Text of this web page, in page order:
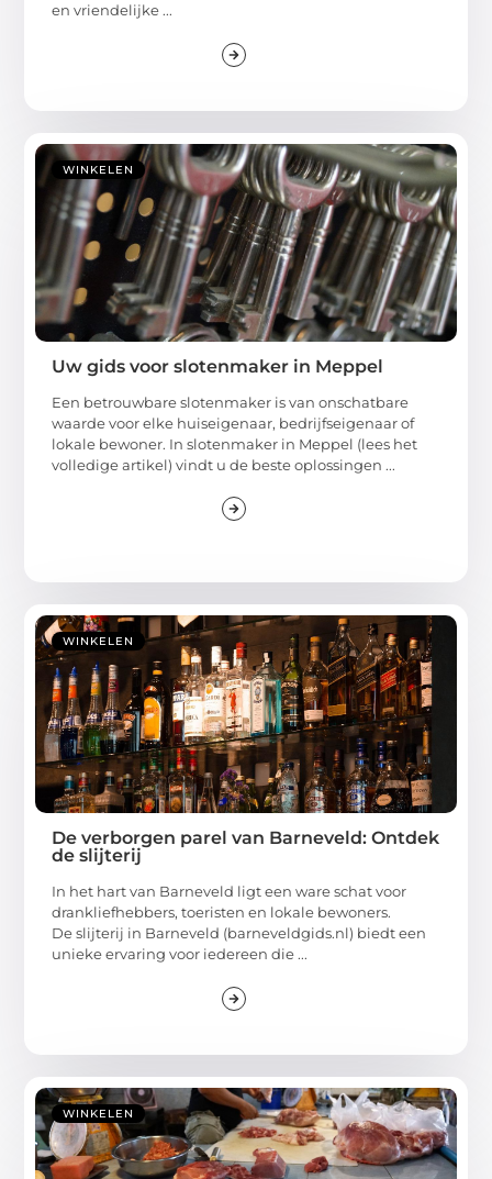
en vriendelijke ...
WINKELEN
Uw gids voor slotenmaker in Meppel
Een betrouwbare slotenmaker is van onschatbare
waarde voor elke huiseigenaar, bedrijfseigenaar of
lokale bewoner. In slotenmaker in Meppel (lees het
volledige artikel) vindt u de beste oplossingen ...
WINKELEN
De verborgen parel van Barneveld: Ontdek
de slijterij
In het hart van Barneveld ligt een ware schat voor
drankliefhebbers, toeristen en lokale bewoners.
De slijterij in Barneveld (barneveldgids.nl) biedt een
unieke ervaring voor iedereen die ...
WINKELEN